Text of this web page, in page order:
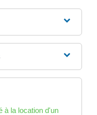
à la location d'un